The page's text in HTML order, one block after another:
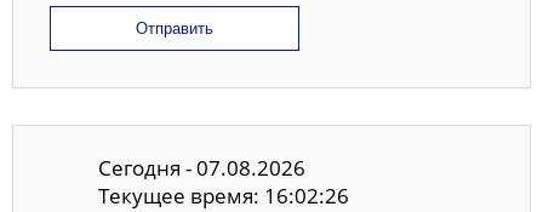
Отправить
Сегодня - 07.08.2026
Текущее время: 16:02:26